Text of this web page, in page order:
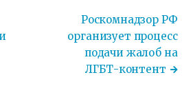
Роскомнадзор РФ
организует процесс
подачи жалоб на
ЛГБТ-контент